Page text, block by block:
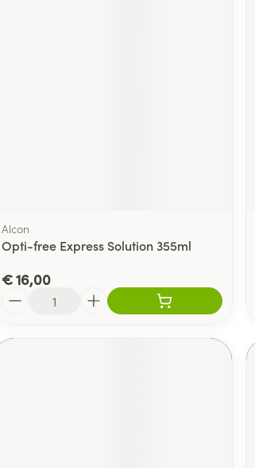
Alcon
Opti-free Express Solution 355ml
€ 16,00